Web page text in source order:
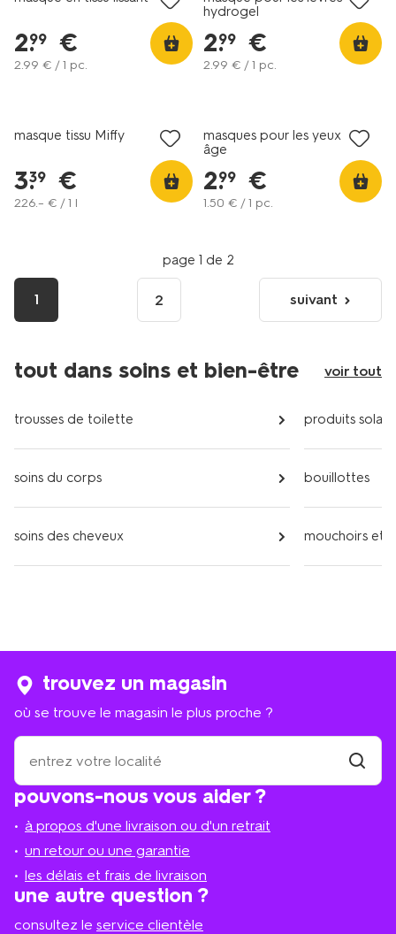
2.
99 €
2.99 € / 1 pc.
hydrogel
2.
99 €
2.99 € / 1 pc.
masque tissu Miffy
3.
39 €
226.– € / 1 l
masques pour les yeux anti-
âge
2.
99 €
1.50 € / 1 pc.
page 1 de 2
1 2
page
suivante
suivant
tout dans soins et bien-être voir tout
trousses de toilette
soins du corps
soins des cheveux
produits
bouillottes
mouchoirs et
pouvons-nous vous aider ?
à propos d'une livraison ou d'un retrait
un retour ou une garantie
les délais et frais de livraison
une autre question ?
consultez le service clientèle
trouvez un magasin
où se trouve le magasin le plus proche ?
où
trouve
le
le
plus
proche
trouver